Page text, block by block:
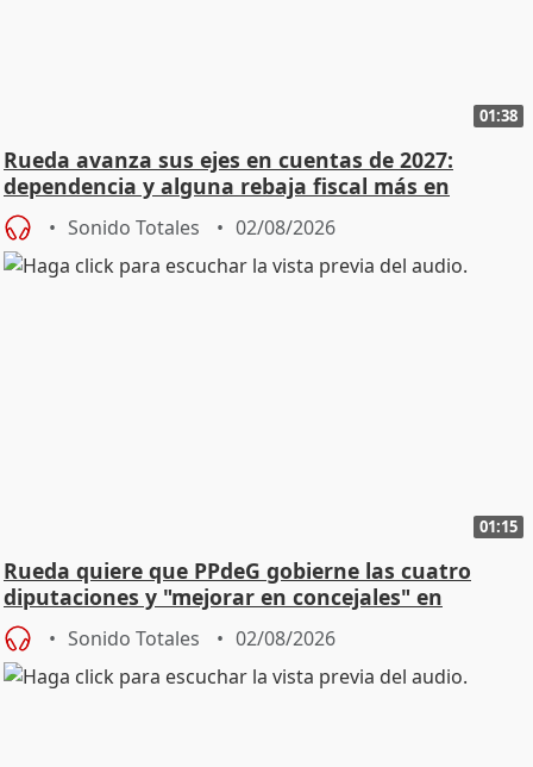
01:38
Rueda avanza sus ejes en cuentas de 2027:
dependencia y alguna rebaja fiscal más en
vivienda
Sonido Totales 02/08/2026
01:15
Rueda quiere que PPdeG gobierne las cuatro
diputaciones y "mejorar en concejales" en
ciudades
Sonido Totales 02/08/2026